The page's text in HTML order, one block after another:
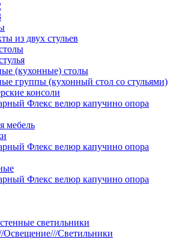
из двух стульев
(кухонные) столы
группы (кухонный стол со стульями)
консоли
мебель
светильники
Освещение///Светильники